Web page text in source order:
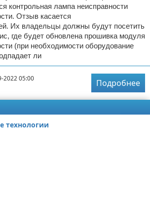
контрольная лампа неисправности
Отзыв касается
Их владельцы должны будут посетить
где будет обновлена прошивка модуля
(при необходимости оборудование
ли
2022 05:00
Подробнее
технологии